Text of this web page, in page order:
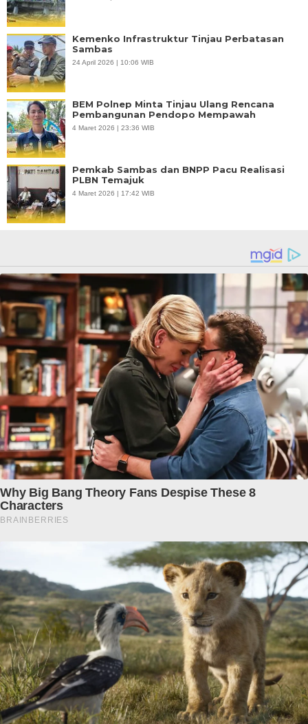
Kemenko Infrastruktur Tinjau Perbatasan
Sambas
24 April 2026 | 10:06 WIB
BEM Polnep Minta Tinjau Ulang Rencana
Pembangunan Pendopo Mempawah
4 Maret 2026 | 23:36 WIB
Pemkab Sambas dan BNPP Pacu Realisasi
PLBN Temajuk
4 Maret 2026 | 17:42 WIB